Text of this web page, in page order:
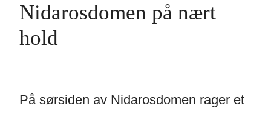
Nidarosdomen på nært
hold
På sørsiden av Nidarosdomen rager et